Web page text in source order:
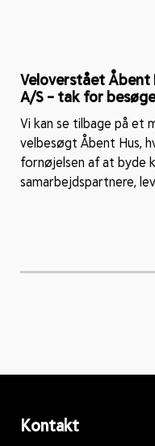
Veloverstået Åbent
A/S – tak for
Vi kan se tilbage på et
velbesøgt Åbent Hus,
fornøjelsen af at byde
samarbejdspartnere,
Kontakt